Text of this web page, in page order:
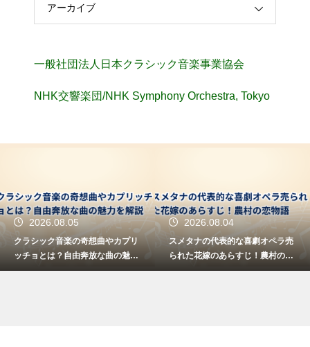
アーカイブ
一般社団法人日本クラシック音楽事業協会
NHK交響楽団/NHK Symphony Orchestra, Tokyo
2026.08.05
クラシック音楽の奇想曲やカプリ
ッチョとは？自由奔放な曲の魅力
を解説
2026.08.04
スメタナの代表的な喜劇オペラ売
られた花嫁のあらすじ！農村の恋
物語